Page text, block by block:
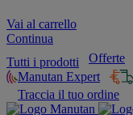
Vai al carrello
Continua
Tutti i prodotti
Offerte
Manutan Expert
Traccia il tuo ordine